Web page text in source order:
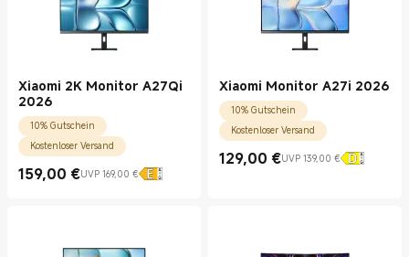
Xiaomi 2K Monitor A27Qi
2026
10% Gutschein
Kostenloser Versand
159,00 €
Current Price €159.00
UVP 169,00 €
UVP 169,00 €
Xiaomi Monitor A27i 2026
10% Gutschein
Kostenloser Versand
129,00 €
Current Price €129.00
UVP 139,00 €
UVP 139,00 €